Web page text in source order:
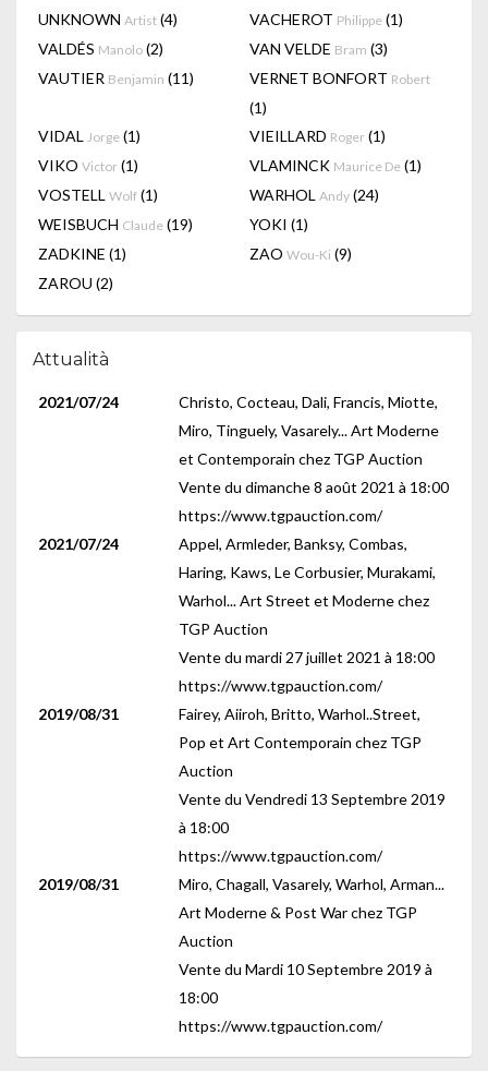
UNKNOWN Artist (4) VACHEROT Philippe (1)
VALDÉS Manolo (2) VAN VELDE Bram (3)
VAUTIER Benjamin (11) VERNET BONFORT Robert
(1)
VIDAL Jorge (1) VIEILLARD Roger (1)
VIKO Victor (1) VLAMINCK Maurice De (1)
VOSTELL Wolf (1) WARHOL Andy (24)
WEISBUCH Claude (19) YOKI (1)
ZADKINE (1) ZAO Wou-Ki (9)
ZAROU (2)
Attualità
2021/07/24
Christo, Cocteau, Dali, Francis, Miotte,
Miro, Tinguely, Vasarely... Art Moderne
et Contemporain chez TGP Auction
Vente du dimanche 8 août 2021 à 18:00
https://www.tgpauction.com/
2021/07/24
Appel, Armleder, Banksy, Combas,
Haring, Kaws, Le Corbusier, Murakami,
Warhol... Art Street et Moderne chez
TGP Auction
Vente du mardi 27 juillet 2021 à 18:00
https://www.tgpauction.com/
2019/08/31
Fairey, Aiiroh, Britto, Warhol..Street,
Pop et Art Contemporain chez TGP
Auction
Vente du Vendredi 13 Septembre 2019
à 18:00
https://www.tgpauction.com/
2019/08/31
Miro, Chagall, Vasarely, Warhol, Arman...
Art Moderne & Post War chez TGP
Auction
Vente du Mardi 10 Septembre 2019 à
18:00
https://www.tgpauction.com/